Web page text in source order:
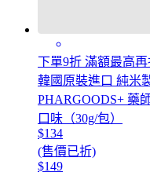
下單9折 滿額最高再
韓國原裝進口 純米
PHARGOODS+ 藥
口味（30g/包）
$134
(售價已折)
$149